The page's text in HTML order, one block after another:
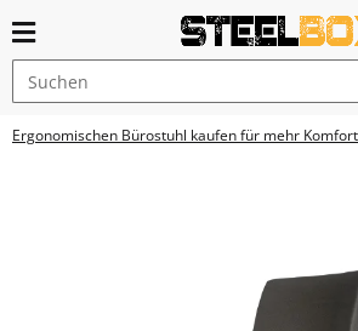
Ergonomischen Bürostuhl kaufen für mehr